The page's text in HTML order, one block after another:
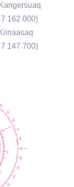
162 000)
147 700)